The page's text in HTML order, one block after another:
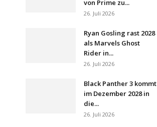
von Prime zu...
26. Juli 2026
Ryan Gosling rast 2028
als Marvels Ghost
Rider in...
26. Juli 2026
Black Panther 3 kommt
im Dezember 2028 in
die...
26. Juli 2026